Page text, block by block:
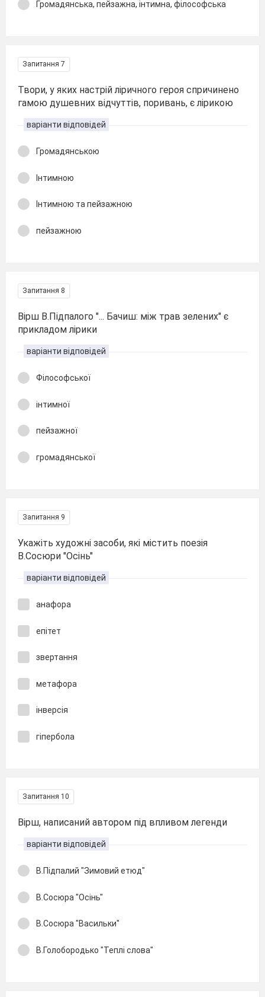
Громадянська, пейзажна, інтимна, філософська
Запитання 7
Твори, у яких настрій ліричного героя спричинено
гамою душевних відчуттів, поривань, є лірикою
варіанти відповідей
Громадянською
Інтимною
Інтимною та пейзажною
пейзажною
Запитання 8
Вірш В.Підпалого "... Бачиш: між трав зелених" є
прикладом лірики
варіанти відповідей
Філософської
інтимної
пейзажної
громадянської
Запитання 9
Укажіть художні засоби, які містить поезія
В.Сосюри "Осінь"
варіанти відповідей
анафора
епітет
звертання
метафора
інверсія
гіпербола
Запитання 10
Вірш, написаний автором під впливом легенди
варіанти відповідей
В.Підпалий "Зимовий етюд"
В.Сосюра "Осінь"
В.Сосюра "Васильки"
В.Голобородько "Теплі слова"